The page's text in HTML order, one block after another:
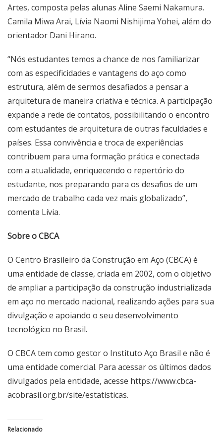
Artes, composta pelas alunas Aline Saemi Nakamura.
Camila Miwa Arai, Lívia Naomi Nishijima Yohei, além do
orientador Dani Hirano.
“Nós estudantes temos a chance de nos familiarizar
com as especificidades e vantagens do aço como
estrutura, além de sermos desafiados a pensar a
arquitetura de maneira criativa e técnica. A participação
expande a rede de contatos, possibilitando o encontro
com estudantes de arquitetura de outras faculdades e
países. Essa convivência e troca de experiências
contribuem para uma formação prática e conectada
com a atualidade, enriquecendo o repertório do
estudante, nos preparando para os desafios de um
mercado de trabalho cada vez mais globalizado”,
comenta Lívia.
Sobre o CBCA
O Centro Brasileiro da Construção em Aço (CBCA) é
uma entidade de classe, criada em 2002, com o objetivo
de ampliar a participação da construção industrializada
em aço no mercado nacional, realizando ações para sua
divulgação e apoiando o seu desenvolvimento
tecnológico no Brasil.
O CBCA tem como gestor o Instituto Aço Brasil e não é
uma entidade comercial. Para acessar os últimos dados
divulgados pela entidade, acesse https://www.cbca-
acobrasil.org.br/site/estatisticas.
Relacionado